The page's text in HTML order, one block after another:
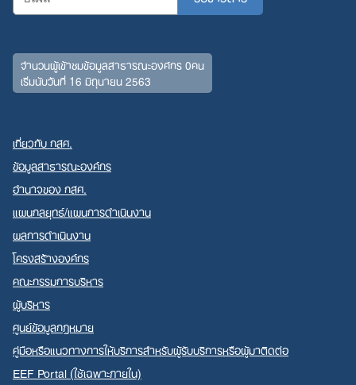
จำนวนผู้เข้าชมข้อมูลสาธารณะองค์กร 0คน
เริ่มนับวันที่ 16 มิถุนายน 2563
เกี่ยวกับ กสศ.
ข้อมูลสาธารณะองค์กร
อำนาจของ กสศ.
แผนกลยุทธ์/แผนการดำเนินงาน
ผลการดำเนินงาน
โครงสร้างองค์กร
คณะกรรมการบริหาร
ผู้บริหาร
ศูนย์ข้อมูลกฎหมาย
คู่มือหรือแนวทางการให้บริการสำหรับผู้รับบริการหรือผู้มาติดต่อ
EEF Portal (ใช้เฉพาะภายใน)